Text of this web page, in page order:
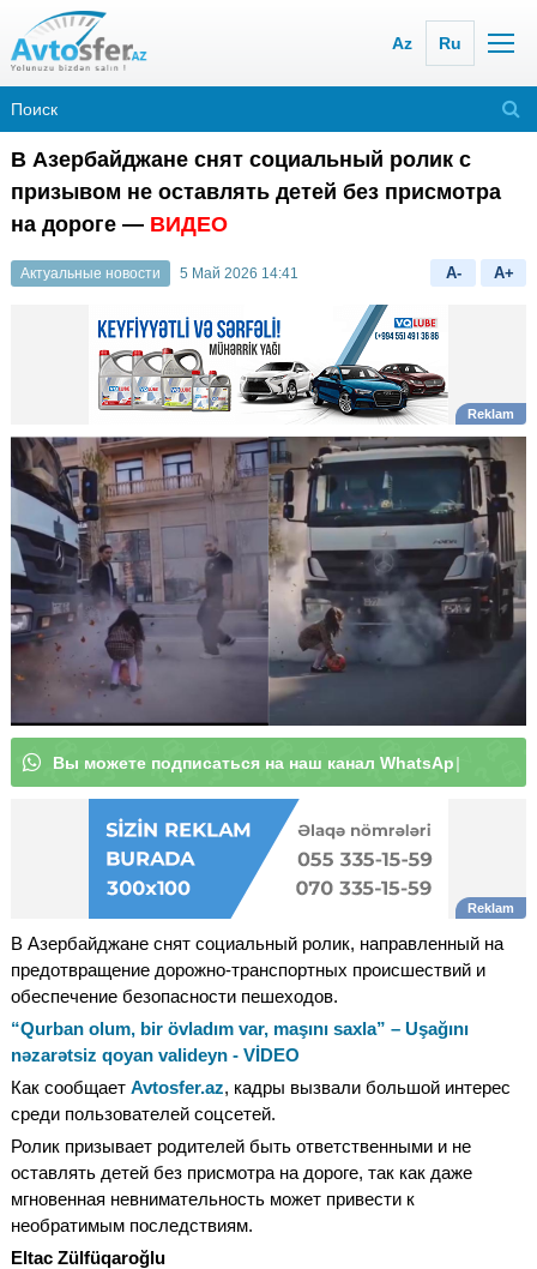
Az Ru
В Азербайджане снят социальный ролик с
призывом не оставлять детей без присмотра
на дороге — ВИДЕО
Актуальные новости 5 Май 2026 14:41 A- A+
Вы можете подписаться |
В Азербайджане снят социальный ролик, направленный на
предотвращение дорожно-транспортных происшествий и
обеспечение безопасности пешеходов.
“Qurban olum, bir övladım var, maşını saxla” – Uşağını
nəzarətsiz qoyan valideyn - VİDEO
Как сообщает Avtosfer.az, кадры вызвали большой интерес
среди пользователей соцсетей.
Ролик призывает родителей быть ответственными и не
оставлять детей без присмотра на дороге, так как даже
мгновенная невнимательность может привести к
необратимым последствиям.
Eltac Zülfüqaroğlu